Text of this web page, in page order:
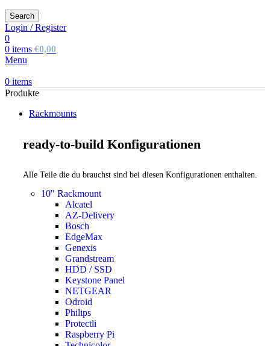
Search
Login / Register
0
0 items €0,00
Menu
0 items
Produkte
Rackmounts
ready-to-build Konfigurationen
Alle Teile die du brauchst sind bei diesen Konfigurationen enthalten.
10" Rackmount
Alcatel
AZ-Delivery
Bosch
EdgeMax
Genexis
Grandstream
HDD / SSD
Keystone Panel
NETGEAR
Odroid
Philips
Protectli
Raspberry Pi